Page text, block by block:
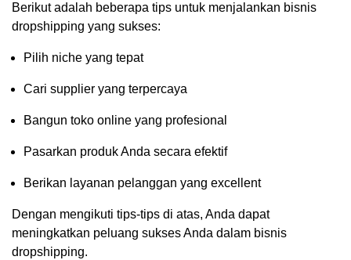
Berikut adalah beberapa tips untuk menjalankan bisnis
dropshipping yang sukses:
Pilih niche yang tepat
Cari supplier yang terpercaya
Bangun toko online yang profesional
Pasarkan produk Anda secara efektif
Berikan layanan pelanggan yang excellent
Dengan mengikuti tips-tips di atas, Anda dapat
meningkatkan peluang sukses Anda dalam bisnis
dropshipping.